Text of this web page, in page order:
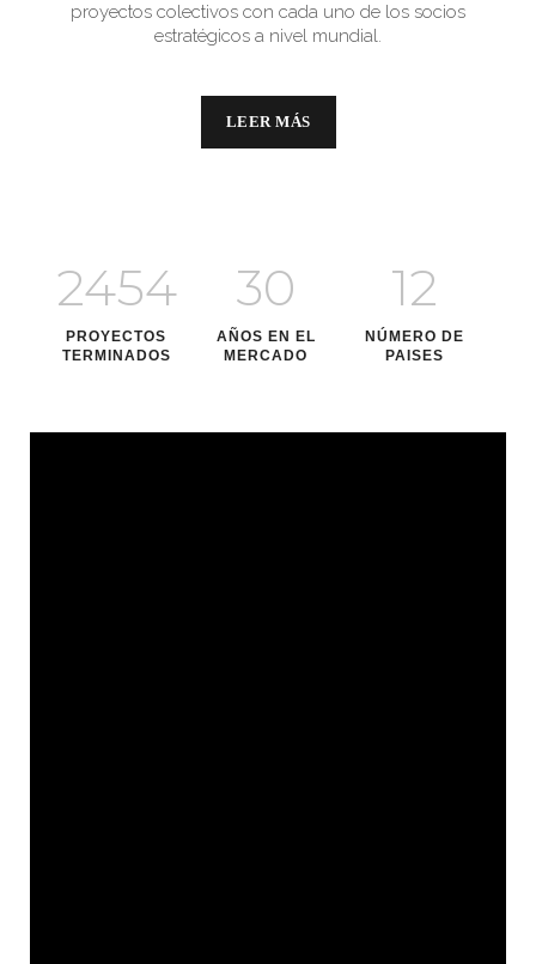
proyectos colectivos con cada uno de los socios
estratégicos a nivel mundial.
LEER MÁS
2454
PROYECTOS
TERMINADOS
30
AÑOS EN EL
MERCADO
12
NÚMERO DE
PAISES